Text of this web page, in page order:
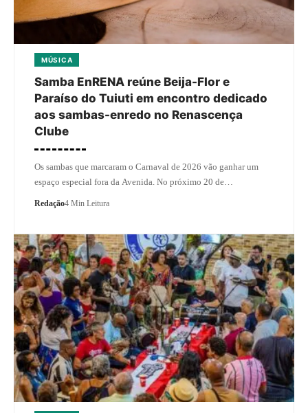
MÚSICA
Samba EnRENA reúne Beija-Flor e
Paraíso do Tuiuti em encontro dedicado
aos sambas-enredo no Renascença
Clube
Os sambas que marcaram o Carnaval de 2026 vão ganhar um
espaço especial fora da Avenida. No próximo 20 de…
Redação4 Min Leitura